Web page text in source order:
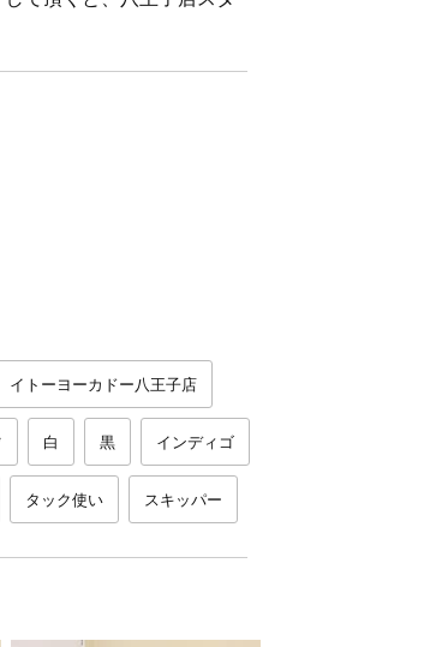
イトーヨーカドー八王子店
白 黒 インディゴ
タック使い スキッパー